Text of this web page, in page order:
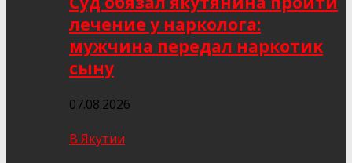
лечение у нарколога:
мужчина передал наркотик
сыну
07.08.2026
В Якутии